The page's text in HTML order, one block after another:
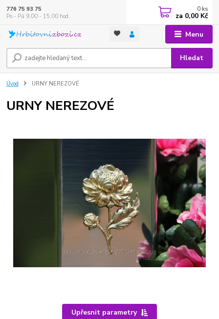
Menu
Hledat
776 75 93 75
Po - Pá 9,00 - 15,00 hod.
0 ks
za 0,00 Kč
Úvod URNY NEREZOVÉ
URNY NEREZOVÉ
Upřesnit parametry